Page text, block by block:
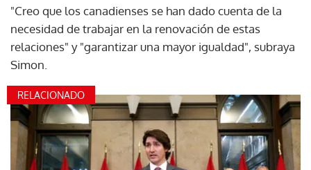
"Creo que los canadienses se han dado cuenta de la
necesidad de trabajar en la renovación de estas
relaciones" y "garantizar una mayor igualdad", subraya
Simon.
RELACIONADO